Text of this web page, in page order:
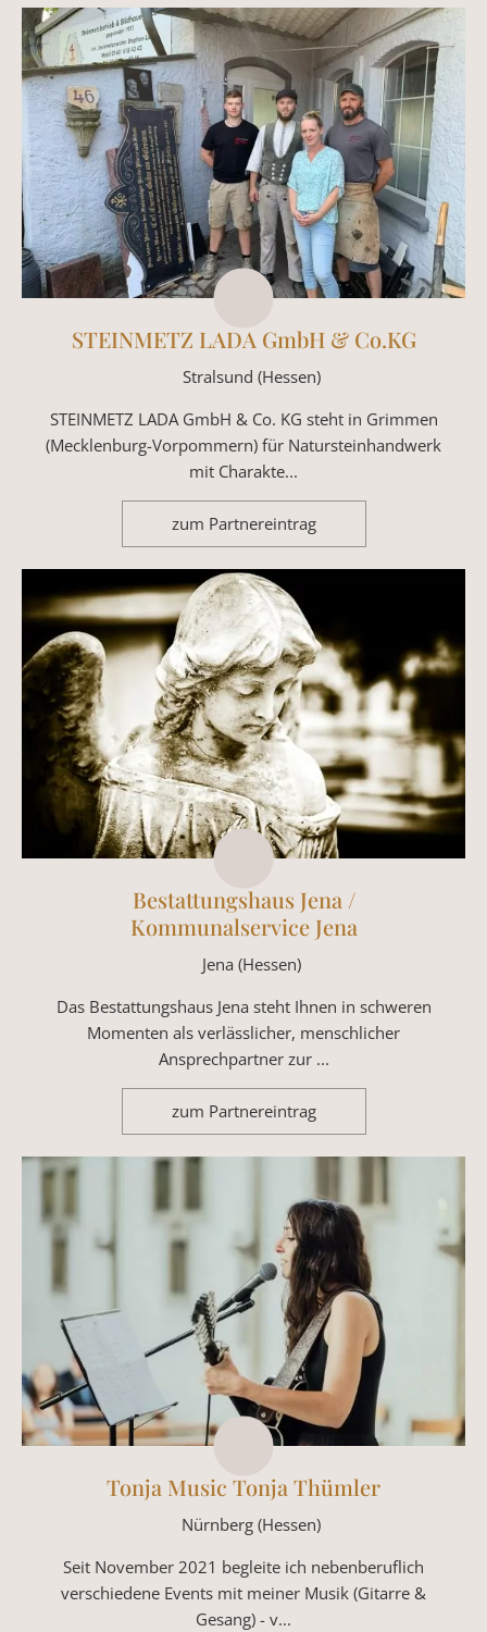
STEINMETZ LADA GmbH & Co.KG
Stralsund (Hessen)
STEINMETZ LADA GmbH & Co. KG steht in Grimmen
(Mecklenburg-Vorpommern) für Natursteinhandwerk
mit Charakte...
zum Partnereintrag
Bestattungshaus Jena /
Kommunalservice Jena
Jena (Hessen)
Das Bestattungshaus Jena steht Ihnen in schweren
Momenten als verlässlicher, menschlicher
Ansprechpartner zur ...
zum Partnereintrag
Tonja Music Tonja Thümler
Nürnberg (Hessen)
Seit November 2021 begleite ich nebenberuflich
verschiedene Events mit meiner Musik (Gitarre &
Gesang) - v...